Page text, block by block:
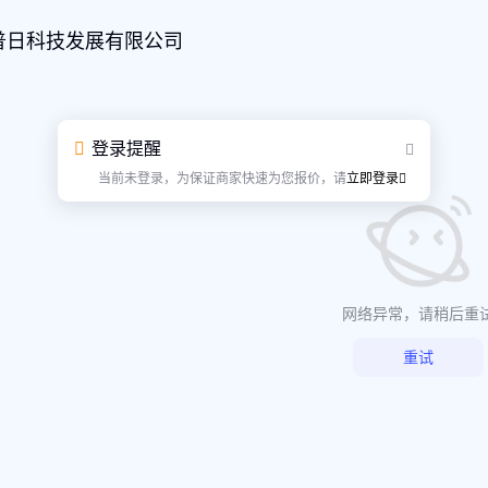
日科技发展有限公司
登录提醒
当前未登录，为保证商家快速为您报价，请立即登录
网络异常，请稍后重
重试